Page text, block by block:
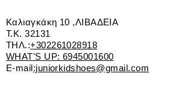
Καλιαγκάκη 10 ,ΛΙΒΑΔΕΙΑ
Τ.Κ. 32131
ΤΗΛ.:+302261028918
WHAT'S UP: 6945001600
E-mail:juniorkidshoes@gmail.com